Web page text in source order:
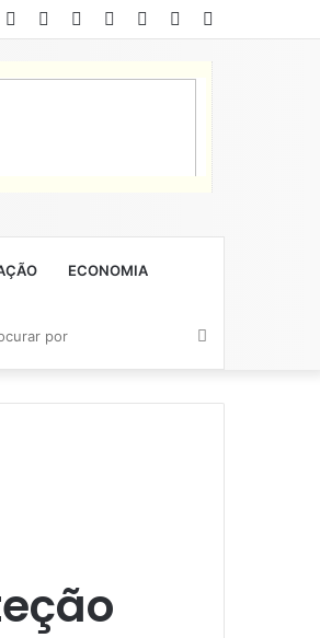
Artigo
aleatório
Entrar
Instagram
YouTube
Twitter
Facebook
ECONOMIA
Procurar
por